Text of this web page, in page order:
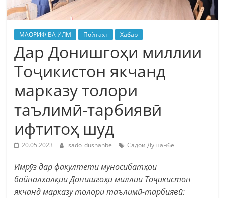
МАОРИФ ВА ИЛМ Пойтахт Хабар
Дар Донишгоҳи миллии
Тоҷикистон якчанд
марказу толори
таълимӣ-тарбиявӣ
ифтитоҳ шуд
20.05.2023 sado_dushanbe Садои Душанбе
Имрӯз дар факултети муносибатҳои
байналхалқии Донишгоҳи миллии Тоҷикистон
якчанд марказу толори таълимӣ-тарбиявӣ: